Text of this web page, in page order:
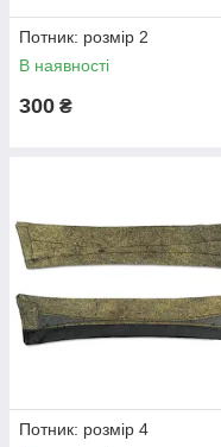
Потник: розмір 2
В наявності
300 ₴
Потник: розмір 4